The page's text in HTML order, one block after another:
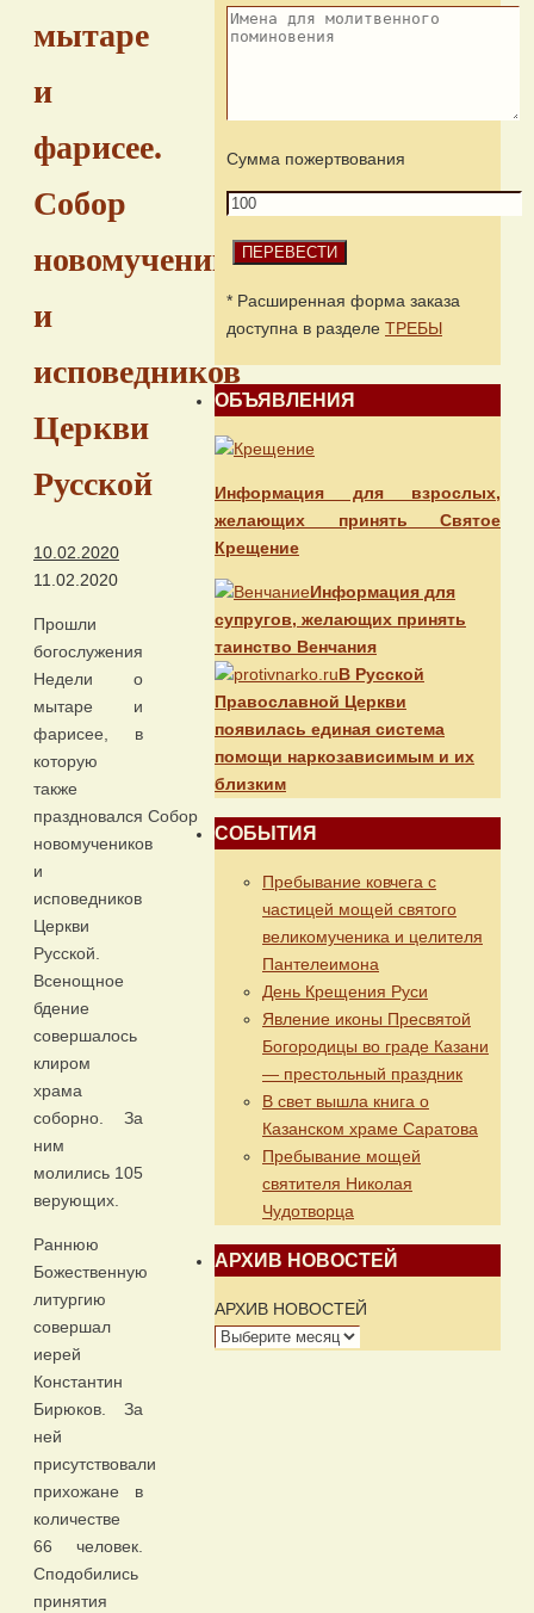
мытаре
и
фарисее.
Собор
новомучеников
и
исповедников
Церкви
Русской
10.02.2020
11.02.2020
Прошли
богослужения
Недели о
мытаре и
фарисее, в
которую
также
праздновался Собор
новомучеников
и
исповедников
Церкви
Русской.
Всенощное
бдение
совершалось
клиром
храма
соборно. За
ним
молились 105
верующих.
Раннюю
Божественную
литургию
совершал
иерей
Константин
Бирюков. За
ней
присутствовали
прихожане в
количестве
66 человек.
Сподобились
принятия
Сумма пожертвования
* Расширенная форма заказа
доступна в разделе ТРЕБЫ
ОБЪЯВЛЕНИЯ
Информация для взрослых,
желающих принять Святое
Крещение
Информация для
супругов, желающих принять
таинство Венчания
В Русской
Православной Церкви
появилась единая система
помощи наркозависимым и их
близким
СОБЫТИЯ
Пребывание ковчега с
частицей мощей святого
великомученика и целителя
Пантелеимона
День Крещения Руси
Явление иконы Пресвятой
Богородицы во граде Казани
— престольный праздник
В свет вышла книга о
Казанском храме Саратова
Пребывание мощей
святителя Николая
Чудотворца
АРХИВ НОВОСТЕЙ
АРХИВ НОВОСТЕЙ